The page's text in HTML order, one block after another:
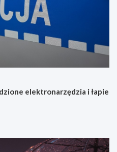
elektronarzędzia i łapie